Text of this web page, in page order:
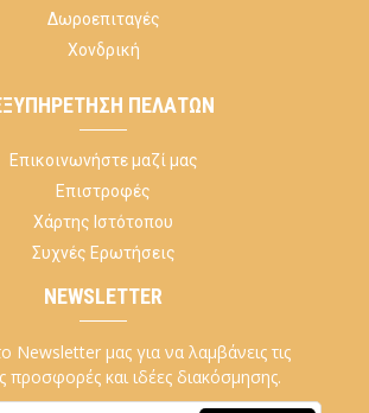
Δωροεπιταγές
Χονδρική
ΠΕΛΑΤΏΝ
Επικοινωνήστε μαζί μας
Επιστροφές
Χάρτης Ιστότοπου
Συχνές Ερωτήσεις
NEWSLETTER
Newsletter μας για να λαμβάνεις τις
προσφορές και ιδέες διακόσμησης.